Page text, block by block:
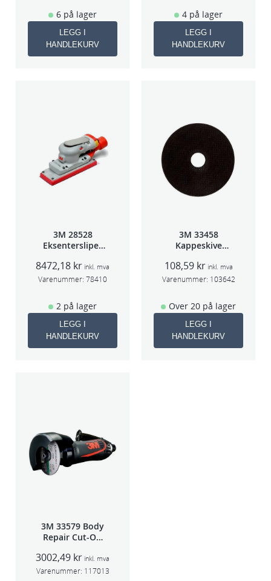
6 på lager
LEGG I
HANDLEKURV
4 på lager
LEGG I
HANDLEKURV
3M 28528
Eksentersliper
3mm slag
70×198
8472,18 kr inkl. mva
Varenummer: 78410
2 på lager
LEGG I
HANDLEKURV
3M 33458
Kappeskive
5stk/pk pris/stk
108,59 kr inkl. mva
Varenummer: 103642
Over 20 på lager
LEGG I
HANDLEKURV
3M 33579 Body
Repair Cut-Off
75mm
3002,49 kr inkl. mva
Varenummer: 117013